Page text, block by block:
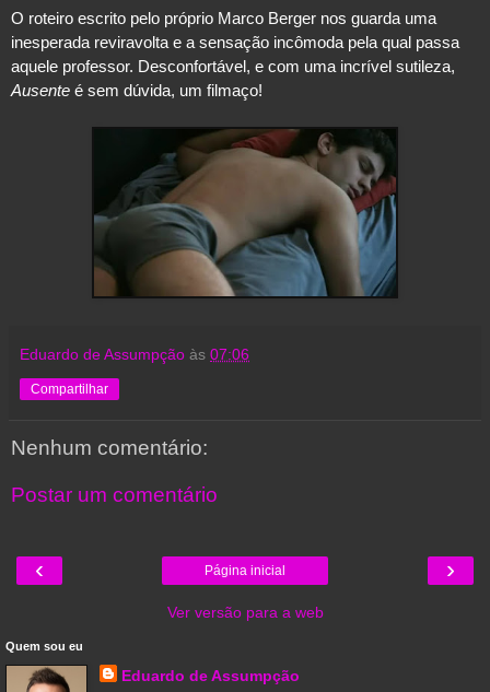
O roteiro escrito pelo próprio Marco Berger nos guarda uma
inesperada reviravolta e a sensação incômoda pela qual passa
Ausente é sem dúvida, um filmaço!
Eduardo de Assumpção às 07:06
Compartilhar
Nenhum comentário:
Postar um comentário
‹ ›
Página inicial
Ver versão para a web
Quem sou eu
Eduardo de Assumpção